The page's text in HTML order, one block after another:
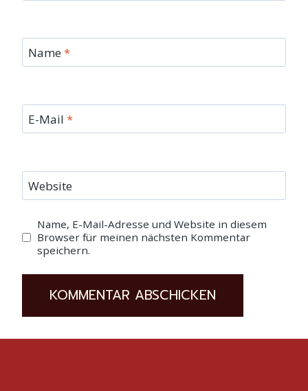
Name *
E-Mail *
Website
Name, E-Mail-Adresse und Website in diesem
Browser für meinen nächsten Kommentar
speichern.